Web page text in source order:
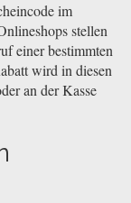
im
stellen
einer bestimmten
wird in diesen
an der Kasse